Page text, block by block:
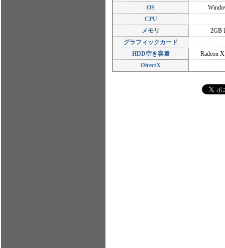
OS
CPU
メモリ
2GB
グラフィックカード
HDD空き容量
Radeon
DirectX